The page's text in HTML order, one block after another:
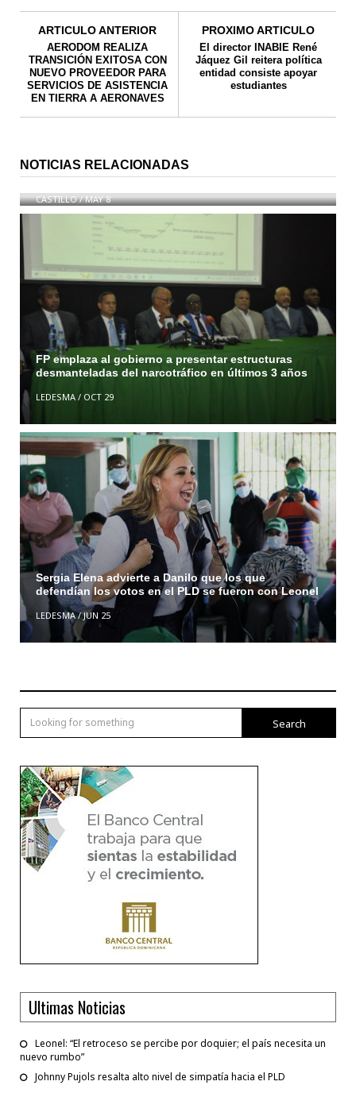
ARTICULO ANTERIOR
AERODOM REALIZA
TRANSICIÓN EXITOSA CON
NUEVO PROVEEDOR PARA
SERVICIOS DE ASISTENCIA
EN TIERRA A AERONAVES
PROXIMO ARTICULO
El director INABIE René
Jáquez Gil reitera política
entidad consiste apoyar
estudiantes
NOTICIAS RELACIONADAS
Autoridades de Boca Chica , dan primer plazo para
construcción de acueducto Brisas de Causedo Sur
CASTILLO/MAY 8
FP emplaza al gobierno a presentar estructuras
desmanteladas del narcotráfico en últimos 3 años
LEDESMA/ OCT 29
Sergia Elena advierte a Danilo que los que
defendían los votos en el PLD se fueron con Leonel
LEDESMA/JUN 25
Search
Ultimas Noticias
Leonel: “El retroceso se percibe por doquier; el país necesita un
nuevo rumbo”
Johnny Pujols resalta alto nivel de simpatía hacia el PLD